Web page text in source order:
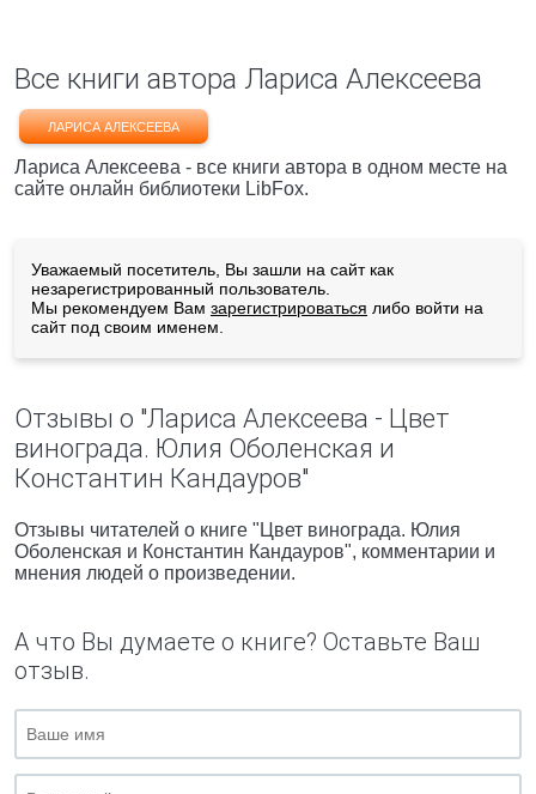
Все книги автора Лариса Алексеева
ЛАРИСА АЛЕКСЕЕВА
Лариса Алексеева - все книги автора в одном месте на
сайте онлайн библиотеки LibFox.
Уважаемый посетитель, Вы зашли на сайт как
незарегистрированный пользователь.
Мы рекомендуем Вам зарегистрироваться либо войти на
сайт под своим именем.
Отзывы о "Лариса Алексеева - Цвет
винограда. Юлия Оболенская и
Константин Кандауров"
Отзывы читателей о книге "Цвет винограда. Юлия
Оболенская и Константин Кандауров", комментарии и
мнения людей о произведении.
А что Вы думаете о книге? Оставьте Ваш
отзыв.